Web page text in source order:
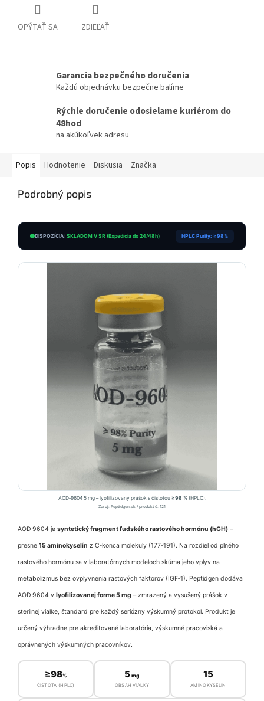
OPÝTAŤ SA ZDIEĽAŤ
Garancia bezpečného doručenia
Každú objednávku bezpečne balíme
Rýchle doručenie odosielame kuriérom do
48hod
na akúkoľvek adresu
Popis Hodnotenie Diskusia Značka
Podrobný popis
DISPOZÍCIA: SKLADOM V SR (Expedícia do 24/48h) HPLC Purity: ≥98%
AOD‑9604 5 mg – lyofilizovaný prášok s čistotou ≥98 %(HPLC).
Zdroj: Peptidgen.sk / produkt č. 121
AOD 9604 je syntetický fragment ľudského rastového hormónu (hGH) –
presne 15 aminokyselín z C‑konca molekuly (177‑191). Na rozdiel od plného
rastového hormónu sa v laboratórnych modeloch skúma jeho vplyv na
metabolizmus bez ovplyvnenia rastových faktorov (IGF‑1). Peptidgen dodáva
AOD 9604 v lyofilizovanej forme 5 mg – zmrazený a vysušený prášok v
sterilnej vialke, štandard pre každý seriózny výskumný protokol. Produkt je
určený výhradne pre akreditované laboratória, výskumné pracoviská a
oprávnených výskumných pracovníkov.
≥98%
ČISTOTA (HPLC)
5 mg
OBSAH VIALKY
15
AMINOKYSELÍN